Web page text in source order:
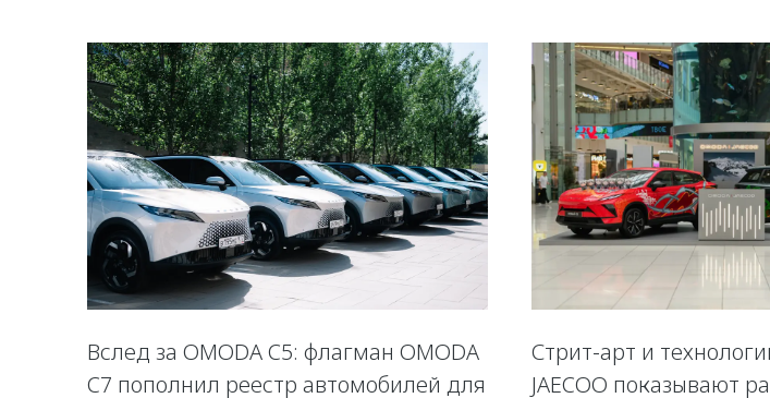
Вслед за OMODA C5: флагман OMODA
C7 пополнил реестр автомобилей для
Стрит-арт и
JAECOO показывают